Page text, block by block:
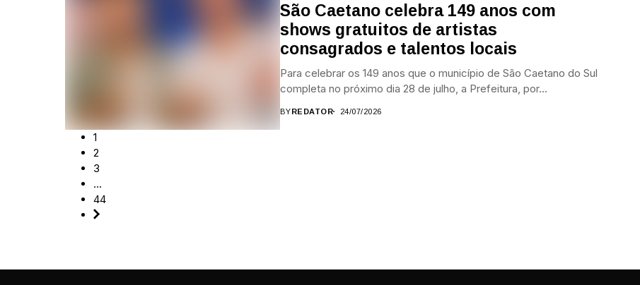
São Caetano celebra 149 anos com
shows gratuitos de artistas
consagrados e talentos locais
Para celebrar os 149 anos que o município de São Caetano do Sul
completa no próximo dia 28 de julho, a Prefeitura, por...
BYREDATOR 24/07/2026
1
2
3
…
44